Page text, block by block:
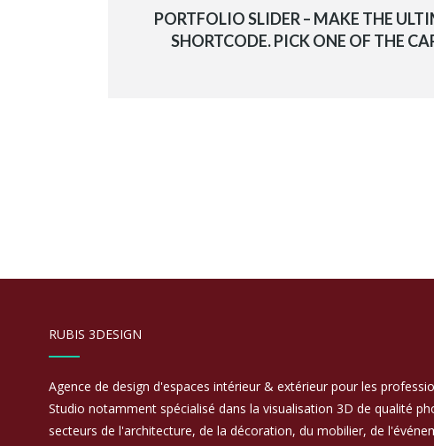
PORTFOLIO SLIDER– MAKE THE
SHORTCODE. PICK ONE OF THE
RUBIS 3DESIGN
Agence de design d'espaces intérieur & extérieur pour les
Studio notamment spécialisé dans la visualisation 3D de qualité
secteurs de l'architecture, de la décoration, du mobilier, de